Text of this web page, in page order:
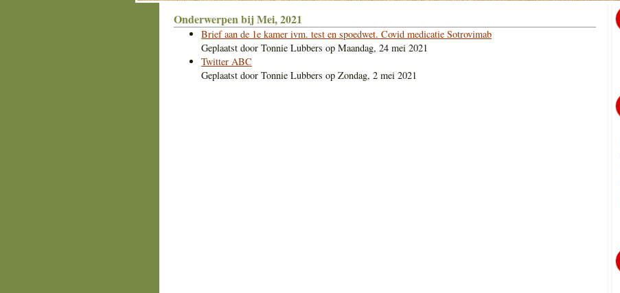
Onderwerpen bij Mei, 2021
Brief aan de 1e kamer ivm. test en spoedwet. Covid medicatie Sotrovimab
Geplaatst door Tonnie Lubbers op Maandag, 24 mei 2021
Twitter ABC
Geplaatst door Tonnie Lubbers op Zondag, 2 mei 2021